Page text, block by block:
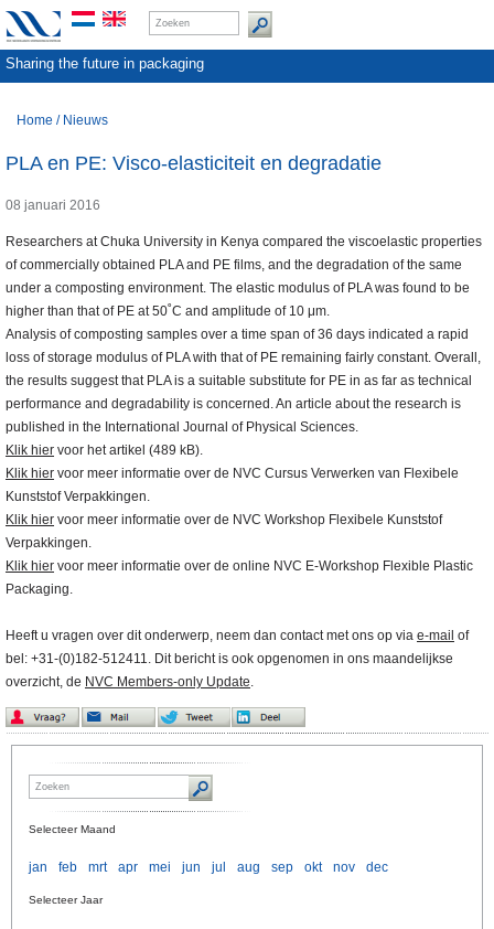
Sharing the future in packaging
Home / Nieuws
PLA en PE: Visco-elasticiteit en degradatie
08 januari 2016
Researchers at Chuka University in Kenya compared the viscoelastic properties
of commercially obtained PLA and PE films, and the degradation of the same
under a composting environment. The elastic modulus of PLA was found to be
higher than that of PE at 50˚C and amplitude of 10 μm.
Analysis of composting samples over a time span of 36 days indicated a rapid
loss of storage modulus of PLA with that of PE remaining fairly constant. Overall,
the results suggest that PLA is a suitable substitute for PE in as far as technical
performance and degradability is concerned. An article about the research is
published in the International Journal of Physical Sciences.
Klik hier voor het artikel (489 kB).
Klik hier voor meer informatie over de NVC Cursus Verwerken van Flexibele
Kunststof Verpakkingen.
Klik hier voor meer informatie over de NVC Workshop Flexibele Kunststof
Verpakkingen.
Klik hier voor meer informatie over de online NVC E-Workshop Flexible Plastic
Packaging.
Heeft u vragen over dit onderwerp, neem dan contact met ons op via e-mail of
bel: +31-(0)182-512411. Dit bericht is ook opgenomen in ons maandelijkse
overzicht, de NVC Members-only Update.
Selecteer Maand
jan feb mrt apr mei jun jul aug sep okt nov dec
Selecteer Jaar